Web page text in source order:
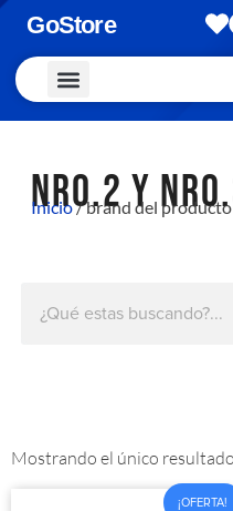
GoStore
NRO.2 Y
Inicio/ brand del
Mostrando el único resultado
¡OFERTA!